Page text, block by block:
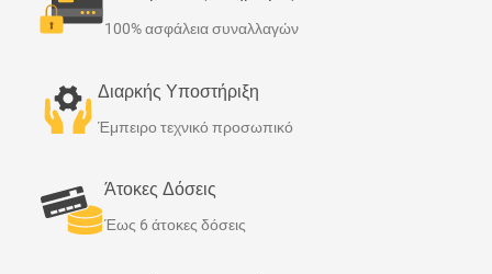
100% ασφάλεια συναλλαγών
Διαρκής Υποστήριξη
Έμπειρο τεχνικό προσωπικό
Άτοκες Δόσεις
Έως 6 άτοκες δόσεις